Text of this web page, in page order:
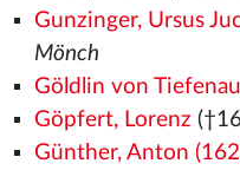
Gunzinger, Ursus
Mönch
Göldlin von
Göpfert, Lorenz
Günther, Anton